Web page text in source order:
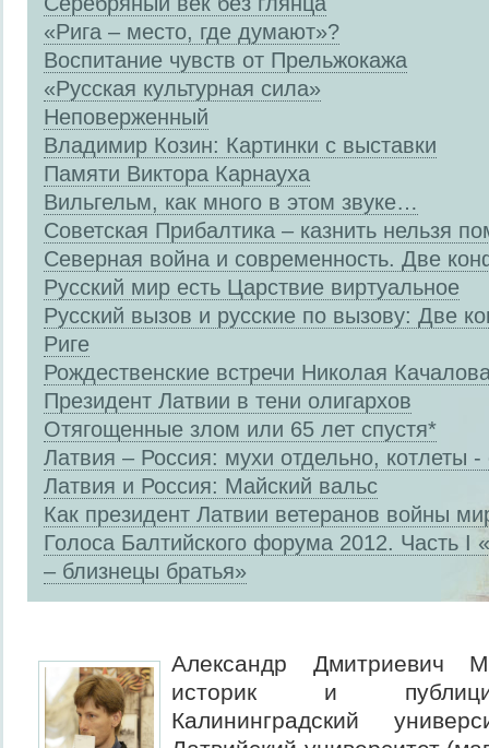
«Рига – место, где думают»?
Воспитание чувств от Прельжокажа
«Русская культурная сила»
Неповерженный
Владимир Козин: Картинки с выставки
Памяти Виктора Карнауха
Вильгельм, как много в этом звуке…
Советская Прибалтика – казнить нельзя
Северная война и современность. Две
Русский мир есть Царствие виртуальное
Русский вызов и русские по вызову: Две
Риге
Рождественские встречи Николая
Президент Латвии в тени олигархов
Отягощенные злом или 65 лет спустя*
Латвия – Россия: мухи отдельно, котлеты -
Латвия и Россия: Майский вальс
Как президент Латвии ветеранов войны
Голоса Балтийского форума 2012. Часть I
– близнецы братья»
Александр Дмитриевич
историк и
Калининградский